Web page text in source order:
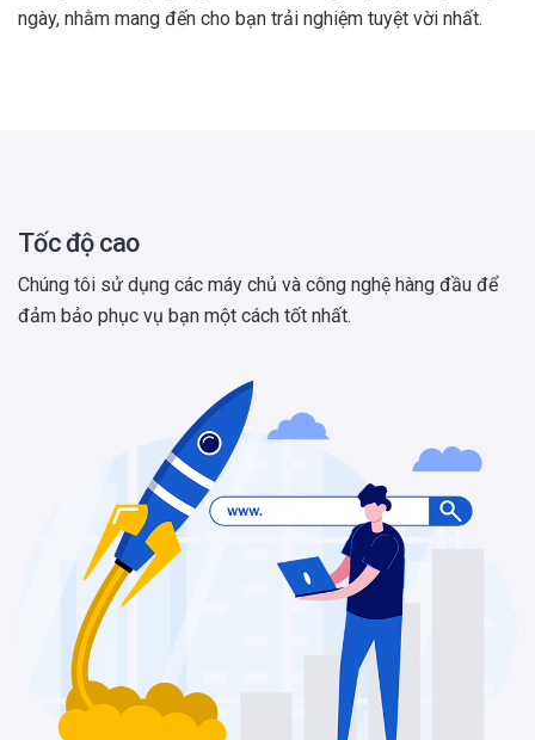
ngày, nhằm mang đến cho bạn trải nghiệm tuyệt vời nhất.
Tốc độ cao
Chúng tôi sử dụng các máy chủ và công nghệ hàng đầu để
đảm bảo phục vụ bạn một cách tốt nhất.